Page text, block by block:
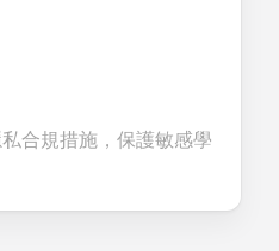
合規措施，保護敏感學